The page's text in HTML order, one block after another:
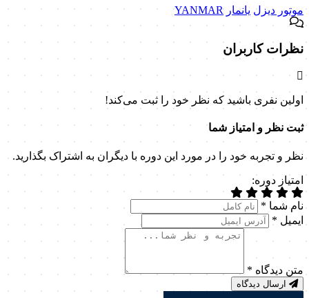
موتور دیزل یانمار YANMAR
نظرات کاربران
اولین نفری باشید که نظر خود را ثبت می‌کند!
ثبت نظر و امتیاز شما
نظر و تجربه خود را در مورد این دوره با دیگران به اشتراک بگذارید.
امتیاز دوره:
نام شما *
ایمیل *
متن دیدگاه *
ارسال دیدگاه